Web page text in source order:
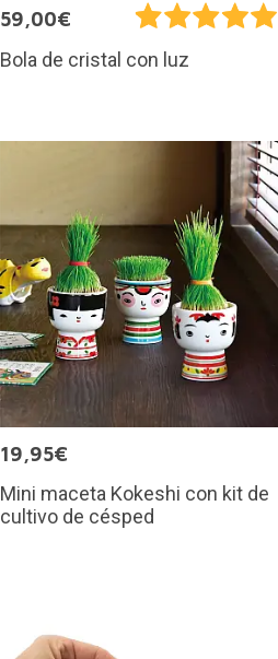
59,00€
Bola de cristal con luz
19,95€
Mini maceta Kokeshi con kit de
cultivo de césped